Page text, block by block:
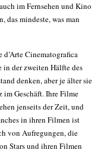
im Fernsehen und Kino
das mindeste, was man
Cinematografica
in der zweiten Hälfte des
denken, aber je älter sie
im Geschäft. Ihre Filme
jenseits der Zeit, und
in ihren Filmen ist
von Aufregungen, die
Stars und ihren Filmen